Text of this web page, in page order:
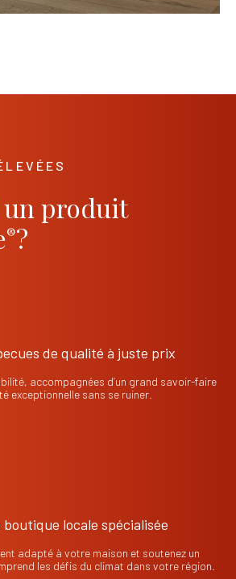
produit
®?
de qualité à juste prix
accompagnées d’un grand savoir-faire
exceptionnelle sans se ruiner.
locale spécialisée
adapté à votre maison et soutenez un
les défis du climat dans votre région.